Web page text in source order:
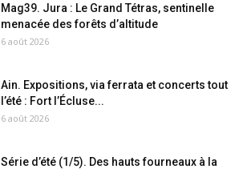
Mag39. Jura : Le Grand Tétras, sentinelle
menacée des forêts d’altitude
6 août 2026
Ain. Expositions, via ferrata et concerts tout
l’été : Fort l’Écluse...
6 août 2026
Série d’été (1/5). Des hauts fourneaux à la